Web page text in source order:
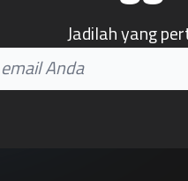
Jadilah yang